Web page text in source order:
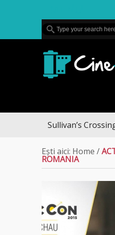
Sullivan’s
Ești aici: Home /
ROMANIA